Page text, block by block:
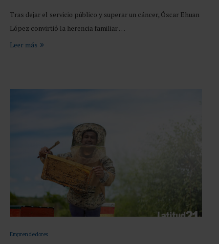
Tras dejar el servicio público y superar un cáncer, Óscar Ehuan
López convirtió la herencia familiar …
Leer más
Emprendedores